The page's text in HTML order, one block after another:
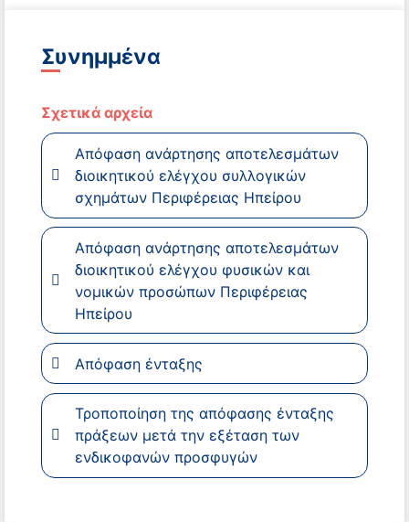
Συνημμένα
Σχετικά αρχεία
Απόφαση ανάρτησης αποτελεσμάτων
διοικητικού ελέγχου συλλογικών
σχημάτων Περιφέρειας Ηπείρου
Απόφαση ανάρτησης αποτελεσμάτων
διοικητικού ελέγχου φυσικών και
νομικών προσώπων Περιφέρειας
Ηπείρου
Απόφαση ένταξης
Τροποποίηση της απόφασης ένταξης
πράξεων μετά την εξέταση των
ενδικοφανών προσφυγών